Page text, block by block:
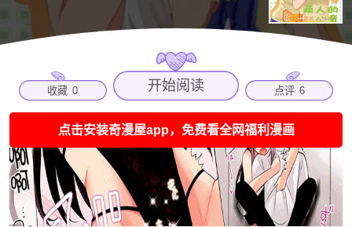
收藏 0 开始阅读 点评 6
点击安装奇漫屋app，免费看全网福利漫画